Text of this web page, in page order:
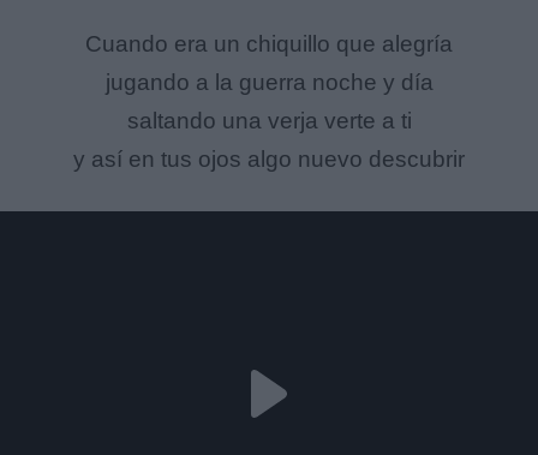
Cuando era un chiquillo que alegría
jugando a la guerra noche y día
saltando una verja verte a ti
y así en tus ojos algo nuevo descubrir